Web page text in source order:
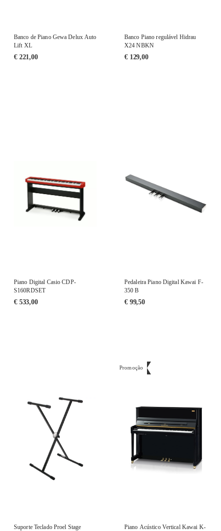
Banco de Piano Gewa Delux Auto
Lift XL
€221,00
Banco Piano regulável Hidrau
X24 NBKN
€129,00
Piano Digital Casio CDP-
S160RDSET
€533,00
Pedaleira Piano Digital Kawai F-
350 B
€99,50
Suporte Teclado Proel Stage
Promoção
Piano Acústico Vertical Kawai K-